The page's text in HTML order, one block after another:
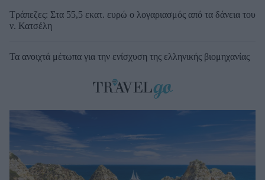
Τράπεζες: Στα 55,5 εκατ. ευρώ ο λογαριασμός από τα δάνεια του
ν. Κατσέλη
Τα ανοιχτά μέτωπα για την ενίσχυση της ελληνικής βιομηχανίας